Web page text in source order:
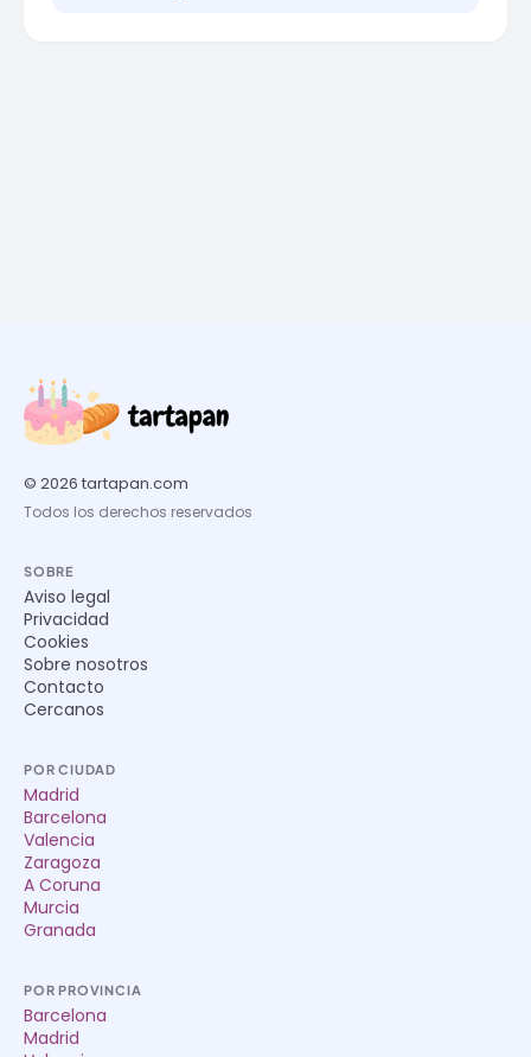
© 2026 tartapan.com
Todos los derechos reservados
SOBRE
Aviso legal
Privacidad
Cookies
Sobre nosotros
Contacto
Cercanos
POR CIUDAD
Madrid
Barcelona
Valencia
Zaragoza
A Coruna
Murcia
Granada
POR PROVINCIA
Barcelona
Madrid